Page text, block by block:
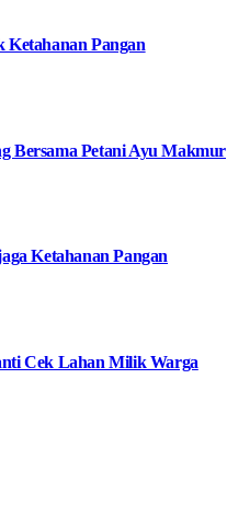
Ketahanan Pangan
Bersama Petani Ayu Makmur
Ketahanan Pangan
Cek Lahan Milik Warga